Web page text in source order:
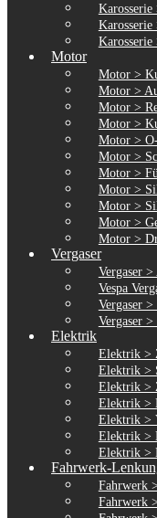
Karosserie
Karosserie
Karosserie
Motor
Motor >
Motor >
Motor >
Motor >
Motor >
Motor >
Motor >
Motor >
Motor >
Motor >
Motor >
Vergaser
Vergaser >
Vespa
Vergaser >
Vergaser
Elektrik
Elektrik >
Elektrik >
Elektrik >
Elektrik >
Elektrik >
Elektrik >
Elektrik >
Fahrwerk-
Fahrwerk
Fahrwerk